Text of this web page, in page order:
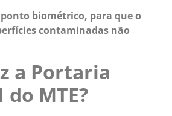
biométrico, para que o
contaminadas não
a Portaria
do MTE?